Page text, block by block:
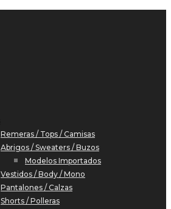
Remeras / Tops / Camisas
Abrigos / Sweaters / Buzos
Modelos Importados
Vestidos / Body / Mono
Pantalones / Calzas
Shorts / Polleras